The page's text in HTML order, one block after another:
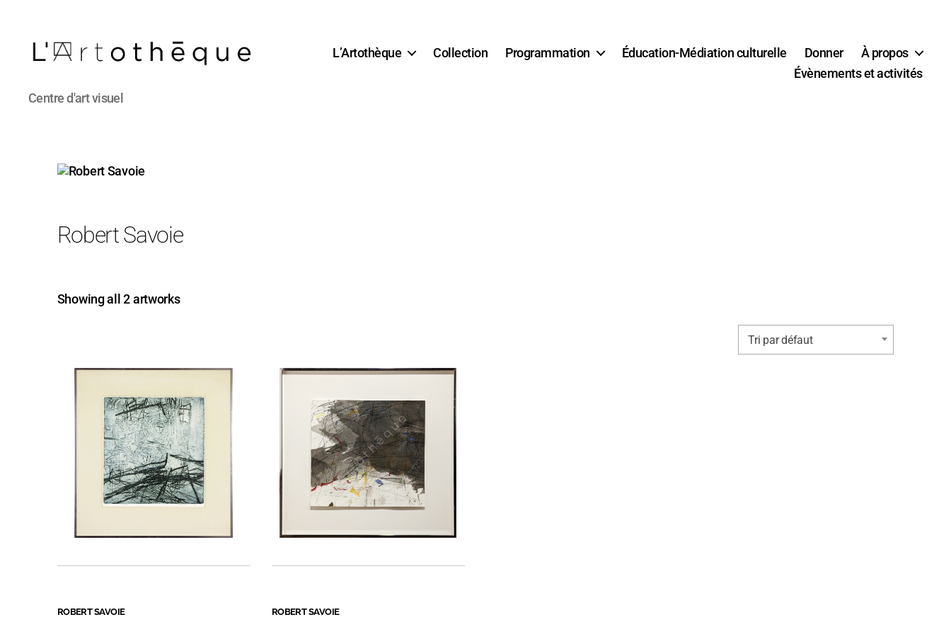
L'Artothèque
Centre d'art visuel
L’Artothèque Collection Programmation Éducation-Médiation culturelle Donner
À propos
Évènements et activités
Robert Savoie
Showing all 2 artworks
Tri par défaut
ROBERT SAVOIE ROBERT SAVOIE